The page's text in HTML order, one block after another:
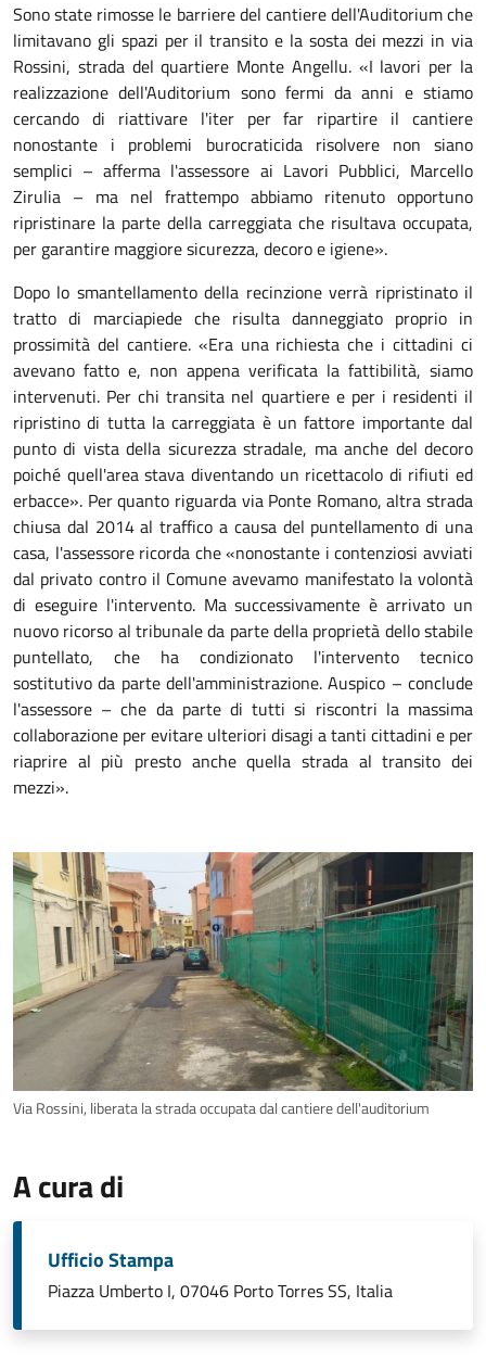
Sono state rimosse le barriere del cantiere dell'Auditorium che
limitavano gli spazi per il transito e la sosta dei mezzi in via
Rossini, strada del quartiere Monte Angellu. «I lavori per la
realizzazione dell'Auditorium sono fermi da anni e stiamo
cercando di riattivare l'iter per far ripartire il cantiere
nonostante i problemi burocraticida risolvere non siano
semplici – afferma l'assessore ai Lavori Pubblici, Marcello
Zirulia – ma nel frattempo abbiamo ritenuto opportuno
ripristinare la parte della carreggiata che risultava occupata,
per garantire maggiore sicurezza, decoro e igiene».
Dopo lo smantellamento della recinzione verrà ripristinato il
tratto di marciapiede che risulta danneggiato proprio in
prossimità del cantiere. «Era una richiesta che i cittadini ci
avevano fatto e, non appena verificata la fattibilità, siamo
intervenuti. Per chi transita nel quartiere e per i residenti il
ripristino di tutta la carreggiata è un fattore importante dal
punto di vista della sicurezza stradale, ma anche del decoro
poiché quell'area stava diventando un ricettacolo di rifiuti ed
erbacce». Per quanto riguarda via Ponte Romano, altra strada
chiusa dal 2014 al traffico a causa del puntellamento di una
casa, l'assessore ricorda che «nonostante i contenziosi avviati
dal privato contro il Comune avevamo manifestato la volontà
di eseguire l'intervento. Ma successivamente è arrivato un
nuovo ricorso al tribunale da parte della proprietà dello stabile
puntellato, che ha condizionato l'intervento tecnico
sostitutivo da parte dell'amministrazione. Auspico – conclude
l'assessore – che da parte di tutti si riscontri la massima
collaborazione per evitare ulteriori disagi a tanti cittadini e per
riaprire al più presto anche quella strada al transito dei
mezzi».
Via Rossini, liberata la strada occupata dal cantiere dell'auditorium
A cura di
Ufficio Stampa
Piazza Umberto I, 07046 Porto Torres SS, Italia